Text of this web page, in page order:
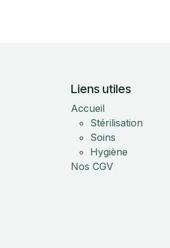
Liens utiles
Accueil
Stérilisation
Soins
Hygiène
Nos CGV